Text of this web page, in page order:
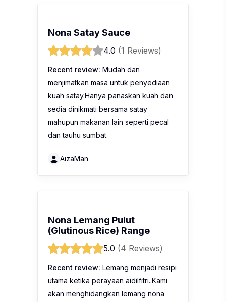
Nona Satay Sauce
4.0 (1 Reviews)
Recent review: Mudah dan
menjimatkan masa untuk penyediaan
kuah satay.Hanya panaskan kuah dan
sedia dinikmati bersama satay
mahupun makanan lain seperti pecal
dan tauhu sumbat.
AizaMan
Nona Lemang Pulut
(Glutinous Rice) Range
5.0 (4 Reviews)
Recent review: Lemang menjadi resipi
utama ketika perayaan aidilfitri..Kami
akan menghidangkan lemang nona